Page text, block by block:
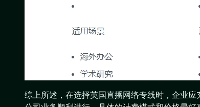
综上所述，在选择英国直播网络专线时，企业